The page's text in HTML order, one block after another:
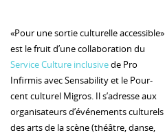
«Pour une sortie culturelle accessible»
est le fruit d’une collaboration du
Service Culture inclusivede Pro
Infirmis avec Sensability et le Pour-
cent culturel Migros. Il s’adresse aux
organisateurs d’événements culturels
des arts de la scène (théâtre, danse,